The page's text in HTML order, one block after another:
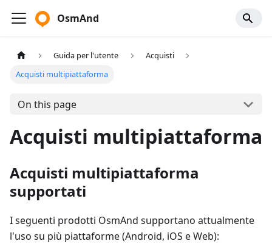
OsmAnd
Guida per l'utente
Acquisti
Acquisti multipiattaforma
On this page
Acquisti multipiattaforma
Acquisti multipiattaforma
supportati
I seguenti prodotti OsmAnd supportano attualmente
l'uso su più piattaforme (Android, iOS e Web):